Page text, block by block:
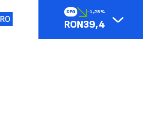
SFG -1,25%
RON39,4
RO